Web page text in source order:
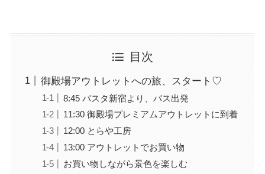
目次
御殿場アウトレットへの旅、スタート♡
8:45 バスタ新宿より、バス出発
11:30 御殿場プレミアムアウトレットに到着
12:00 とらや工房
13:00 アウトレットでお買い物
お買い物しながら景色を楽しむ